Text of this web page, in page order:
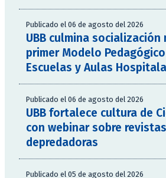
Publicado el 06 de agosto del 2026
UBB culmina
primer Modelo
Escuelas y Aulas
Publicado el 06 de agosto del 2026
UBB fortalece cultura de
con webinar sobre
depredadoras
Publicado el 05 de agosto del 2026